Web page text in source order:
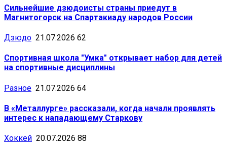
Сильнейшие дзюдоисты страны приедут в
Магнитогорск на Спартакиаду народов России
Дзюдо 21.07.2026 62
Спортивная школа "Умка" открывает набор для детей
на спортивные дисциплины
Разное 21.07.2026 64
В «Металлурге» рассказали, когда начали проявлять
интерес к нападающему Старкову
Хоккей 20.07.2026 88